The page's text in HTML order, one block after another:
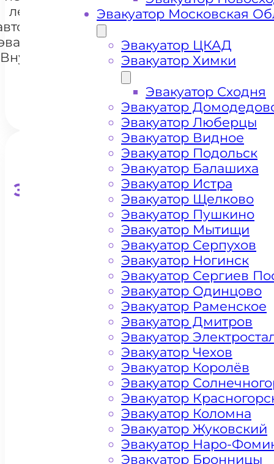
легковых
Внуковское
+7 985 222 99 01
Эвакуатор для
Эвакуатор Московская
Эвакуатор ЦКАД
Эвакуатор Химки
Эвакуатор Сходня
Эвакуатор
Эвакуатор Люберцы
Эвакуатор Видное
Эвакуатор Подольск
Эвакуатор Балашиха
Эвакуатор Истра
Эвакуатор Щелково
Эвакуатор Пушкино
Эвакуатор Мытищи
Эвакуатор Серпухов
Эвакуатор Ногинск
Эвакуатор Сергиев
Эвакуатор Одинцово
Эвакуатор Раменское
Эвакуатор Дмитров
Эвакуатор
Эвакуатор Чехов
Эвакуатор Королёв
Эвакуатор
Эвакуатор
Эвакуатор Коломна
Эвакуатор Жуковский
Эвакуатор Наро-
Эвакуатор Бронницы